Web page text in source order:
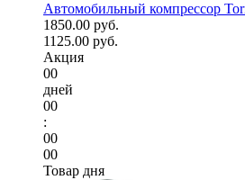
Автомобильный компрессор
1850.00 руб.
1125.00 руб.
Акция
00
дней
00
:
00
00
Товар дня